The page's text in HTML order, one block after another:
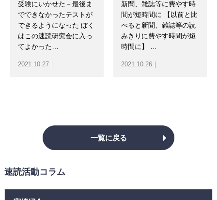
受験にいかせた－最後ま
でできなかったテストが
できるようになった ぼく
はこの速読研究会に入っ
てよかった…
2021.10.27｜
新聞、雑誌等に費やす時
間が短時間に 【以前と比
べると新聞、雑誌等の読
みきりに費やす時間が短
時間に】 …
2021.10.26｜
一覧に戻る
速読活動コラム